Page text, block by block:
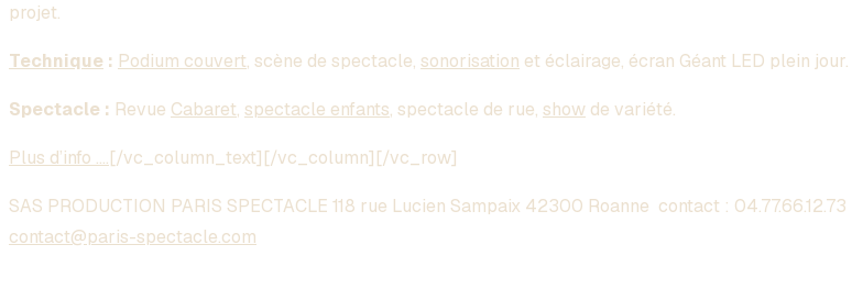
projet.
Technique : Podium couvert, scène de spectacle, sonorisation et éclairage, écran Géant LED plein jour.
Spectacle : Revue Cabaret, spectacle enfants, spectacle de rue, show de variété.
Plus d’info ….[/vc_column_text][/vc_column][/vc_row]
SAS PRODUCTION PARIS SPECTACLE 118 rue Lucien Sampaix 42300 Roanne contact : 04.77.66.12.73
contact@paris-spectacle.com